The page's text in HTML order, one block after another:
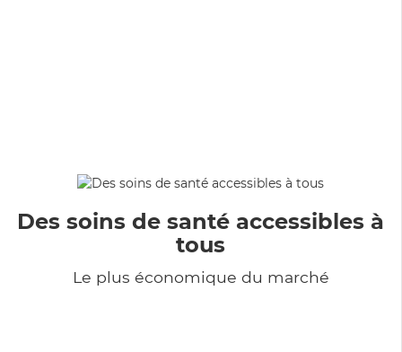
Des soins de santé accessibles à
tous
Le plus économique du marché